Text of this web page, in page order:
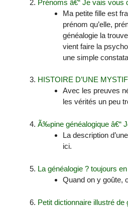
Prénoms â€“ Je vais vous
Ma petite fille est
prénom qu’elle,
généalogie la
vient faire la
une simple
HISTOIRE D’UNE
Avec les preuves
les vérités un peu
Ã‰pine généalogique â€“
La description
ici.
La généalogie ? toujours
Quand on y goûte,
Petit dictionnaire illustré de